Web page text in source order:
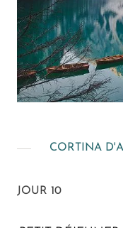
CORTINA
JOUR 10